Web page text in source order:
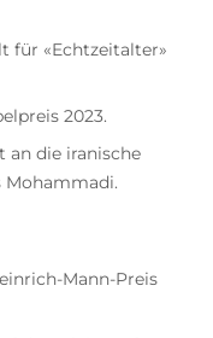
für «Echtzeitalter»
2023.
an die iranische
Mohammadi.
Mann-Preis